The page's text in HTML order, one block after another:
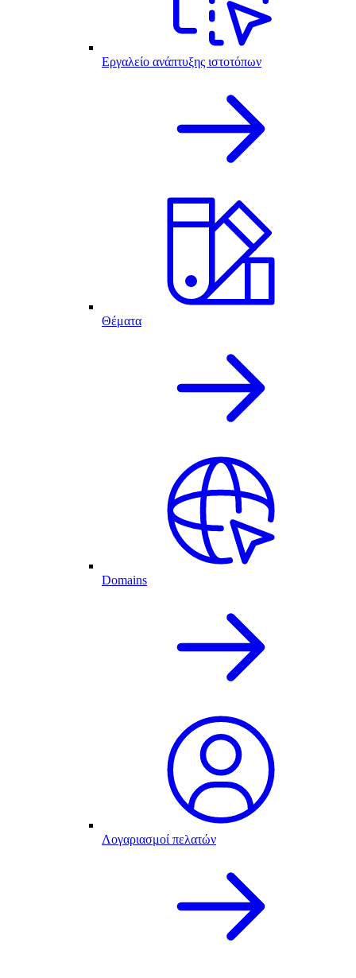
Εργαλείο ανάπτυξης ιστοτόπων
Θέματα
Domains
Λογαριασμοί πελατών